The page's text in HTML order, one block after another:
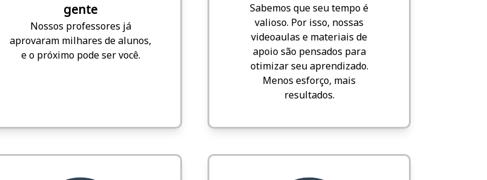
gente
Nossos professores já
aprovaram milhares de alunos,
e o próximo pode ser você.
Sabemos que seu tempo é
valioso. Por isso, nossas
videoaulas e materiais de
apoio são pensados para
otimizar seu aprendizado.
Menos esforço, mais
resultados.